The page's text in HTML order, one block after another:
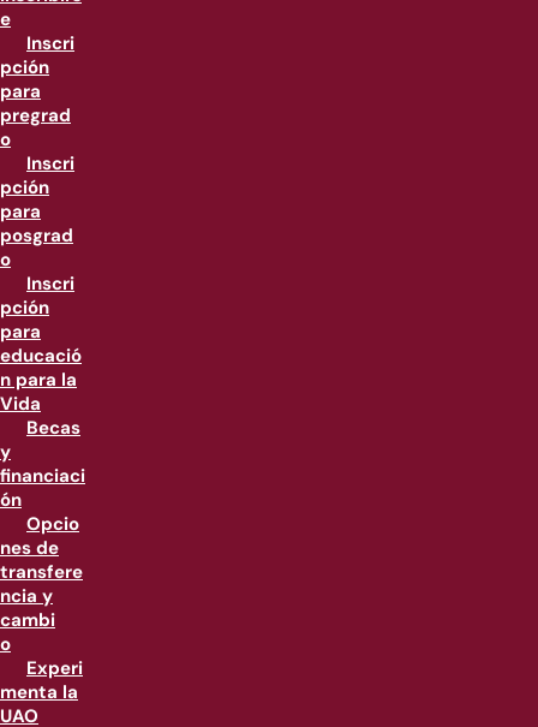
e
Inscri
pción
para
pregrad
o
Inscri
pción
para
posgrad
o
Inscri
pción
para
educació
n para la
Vida
Becas
y
financiaci
ón
Opcio
nes de
transfere
ncia y
cambi
o
Experi
menta la
UAO